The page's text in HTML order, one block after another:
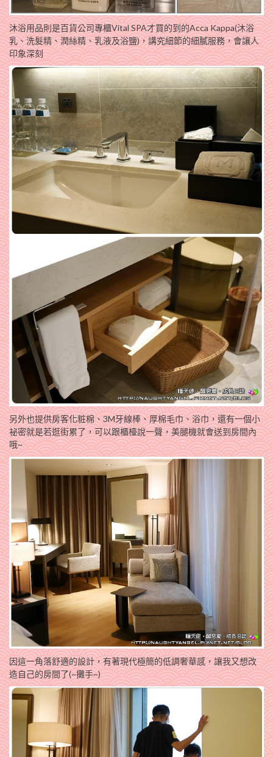
沐浴用品則是百貨公司專櫃Vital SPA才買的到的Acca Kappa(沐浴
乳、洗髮精、潤絲精、乳液及浴鹽)，講究細節的細膩服務，會讓人
印象深刻
另外也提供房客化粧棉、3M牙線棒、厚棉毛巾、浴巾，還有一個小
祕密就是若逛街累了，可以跟櫃檯說一聲，美腿機就會送到房間內
哦~
因這一角落舒適的設計，有著現代極簡的低調奢華感，讓我又想改
造自己的房間了(~攤手~)